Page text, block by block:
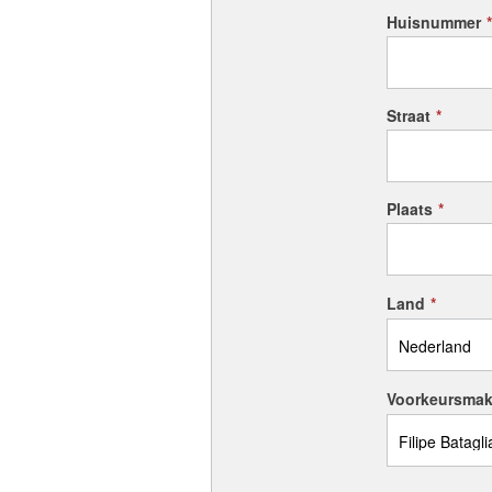
Huisnummer *
Straat *
Plaats *
Land *